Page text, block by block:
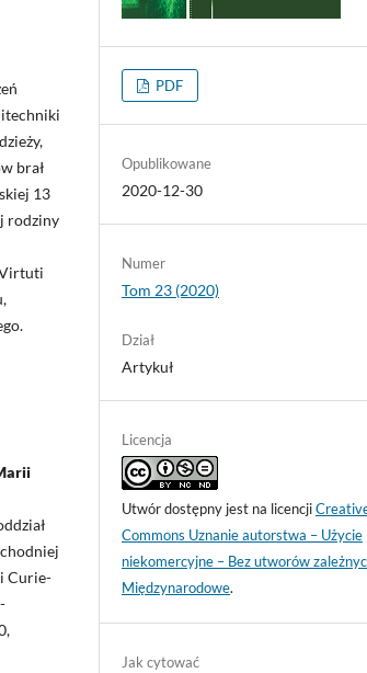
brał
13
rodziny
Curie-
PDF
Opublikowane
2020-12-30
Numer
Tom 23 (2020)
Dział
Artykuł
Licencja
Utwór dostępny jest na licencji
Commons Uznanie autorstwa – Użycie
niekomercyjne – Bez utworów
Międzynarodowe.
Jak cytować